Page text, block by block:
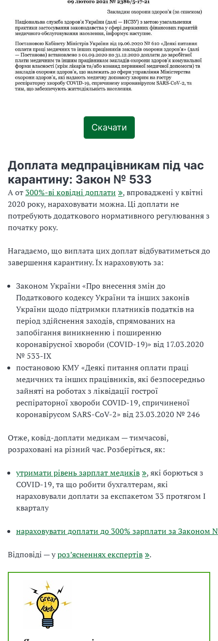
Скачати
Доплата медпрацівникам під час
карантину: Закон № 533
А от 300%-ві ковідні доплати
, впроваджені у квітні
2020 року, нараховувати можна. Ці доплати не
потребують додаткового нормативного регулювання з
початку року.
Нагадаємо, що виплата цих доплат відбуватиметься до
завершення карантину. Їх нараховують за:
Законом України «Про внесення змін до
Податкового кодексу України та інших законів
України щодо підтримки платників податків на
період здійснення заходів, спрямованих на
запобігання виникненню і поширенню
коронавірусної хвороби (COVID-19)» від 17.03.2020
№ 533-IX
постановою КМУ «Деякі питання оплати праці
медичних та інших працівників, які безпосередньо
зайняті на роботах з ліквідації гострої
респіраторної хвороби COVID-19, спричиненої
коронавірусом SARS-CoV-2» від 23.03.2020 № 246
Отже, ковід-доплати медикам — тимчасові,
розраховані на різний час. Розберіться, як:
утримати рівень зарплат медиків
, які борються з
COVID-19, та що робити бухгалтерам, які
нараховували доплати заекспакетом 33 протягом I
кварталу
нараховувати доплати до 300% зарплати за Законом
Відповіді —уроз’ясненнях експертів .